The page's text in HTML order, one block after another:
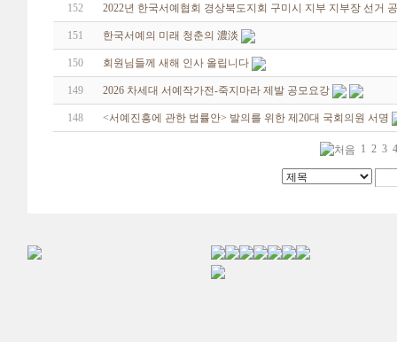
152 2022년 한국서예협회 경상북도지회 구미시 지부 지부장 선거
151 한국서예의 미래 청춘의 濃淡
150 회원님들께 새해 인사 올립니다
149 2026 차세대 서예작가전-죽지마라 제발 공모요강
148 <서예진흥에 관한 법률안> 발의를 위한 제20대 국회의원 서명
1 2 3 4